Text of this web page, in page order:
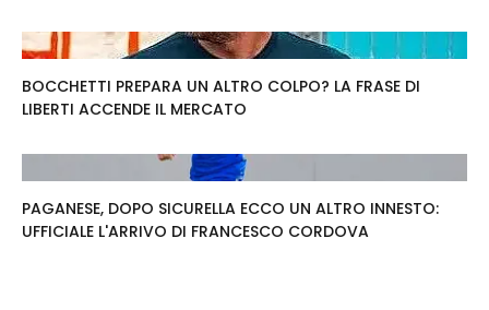
BOCCHETTI PREPARA UN ALTRO COLPO? LA FRASE DI
LIBERTI ACCENDE IL MERCATO
PAGANESE, DOPO SICURELLA ECCO UN ALTRO INNESTO:
UFFICIALE L'ARRIVO DI FRANCESCO CORDOVA